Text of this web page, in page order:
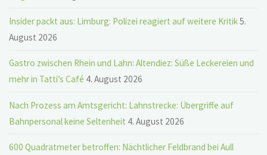
Insider packt aus: Limburg: Polizei reagiert auf weitere Kritik5.
August 2026
Gastro zwischen Rhein und Lahn: Altendiez: Süße Leckereien und
mehr in Tatti’s Café 4. August 2026
Nach Prozess am Amtsgericht: Lahnstrecke: Übergriffe auf
Bahnpersonal keine Seltenheit 4. August 2026
600 Quadratmeter betroffen: Nächtlicher Feldbrand bei Aull